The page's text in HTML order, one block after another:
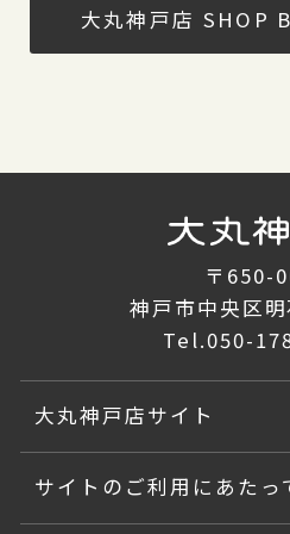
大丸神戸店 SHOP
〒650-
神戸市中央区
Tel.050-
大丸神戸店サイト
サイトのご利用にあたっ